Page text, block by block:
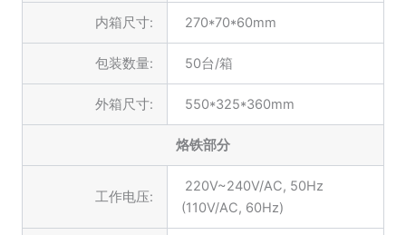
内箱尺寸: 270*70*60mm
包装数量: 50台/箱
外箱尺寸: 550*325*360mm
烙铁部分
工作电压:
220V~240V/AC, 50Hz
(110V/AC, 60Hz)